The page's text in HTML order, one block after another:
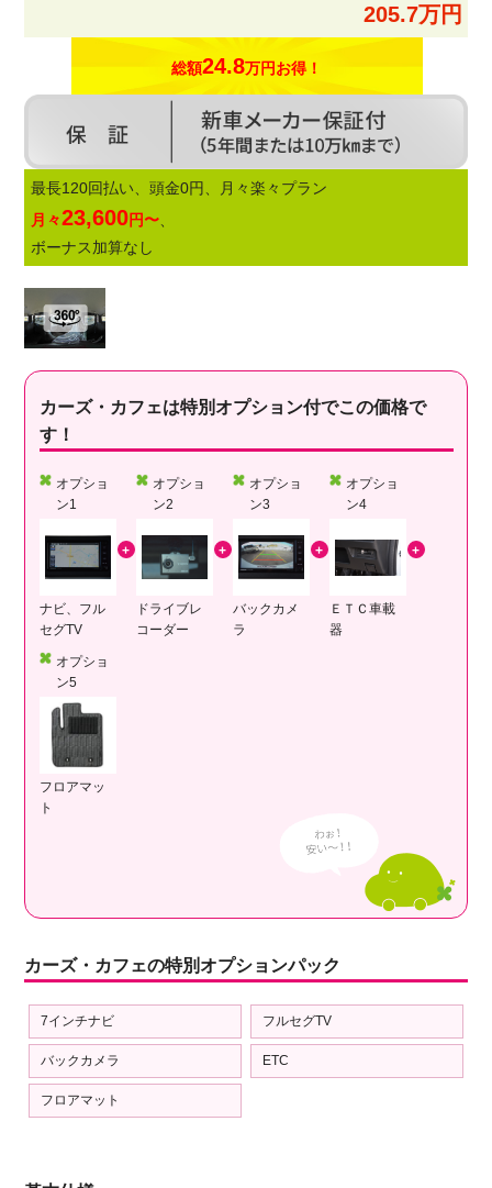
205.7万円
総額24.8万円お得！
最長120回払い、頭金0円、月々楽々プラン
月々23,600円〜、
ボーナス加算なし
カーズ・カフェは特別オプション付でこの価格で
す！
オプショ
ン1
ナビ、フル
セグTV
オプショ
ン2
ドライブレ
コーダー
オプショ
ン3
バックカメ
ラ
オプショ
ン4
ＥＴＣ車載
器
オプショ
ン5
フロアマッ
ト
カーズ・カフェの特別オプションパック
7インチナビ フルセグTV
バックカメラ ETC
フロアマット